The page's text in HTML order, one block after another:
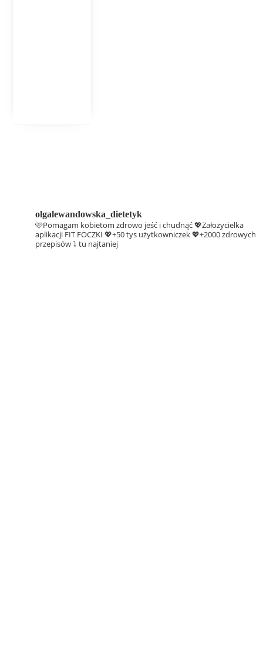
olgalewandowska_dietetyk
🩷Pomagam kobietom zdrowo jeść i chudnąć💖Założycielka
aplikacji FIT FOCZKI 💖+50 tys użytkowniczek💖+2000 zdrowych
przepisów ⤵️ tu najtaniej